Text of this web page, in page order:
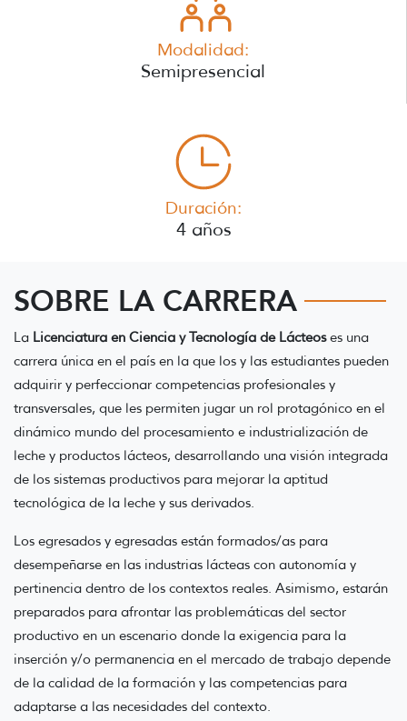
Modalidad:
Semipresencial
Duración:
4 años
SOBRE LA CARRERA
La Licenciatura en Ciencia y Tecnología de Lácteoses una
carrera única en el país en la que los y las estudiantes pueden
adquirir y perfeccionar competencias profesionales y
transversales, que les permiten jugar un rol protagónico en el
dinámico mundo del procesamiento e industrialización de
leche y productos lácteos, desarrollando una visión integrada
de los sistemas productivos para mejorar la aptitud
tecnológica de la leche y sus derivados.
Los egresados y egresadas están formados/as para
desempeñarse en las industrias lácteas con autonomía y
pertinencia dentro de los contextos reales. Asimismo, estarán
preparados para afrontar las problemáticas del sector
productivo en un escenario donde la exigencia para la
inserción y/o permanencia en el mercado de trabajo depende
de la calidad de la formación y las competencias para
adaptarse a las necesidades del contexto.